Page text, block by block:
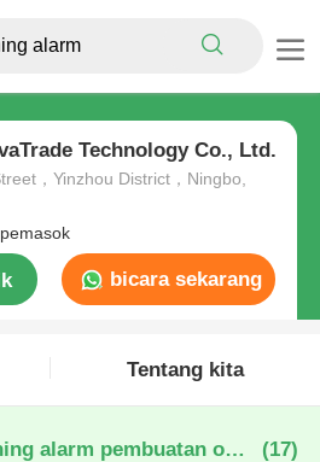
Technology Co., Ltd.
，Yinzhou District，Ningbo,
bicara sekarang
Tentang kita
emergency warning alarm pembuatan online (17)